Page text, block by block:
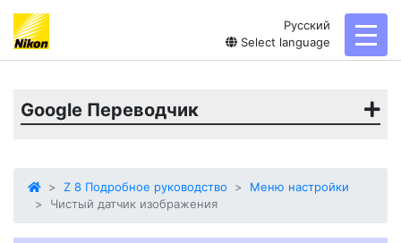
Русский
Select language
Google Переводчик
Z 8 Подробное руководство
Меню настройки
Чистый датчик изображения